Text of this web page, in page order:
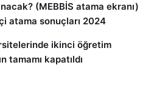
(MEBBİS atama ekranı)
atama sonuçları 2024
ikinci öğretim
tamamı kapatıldı